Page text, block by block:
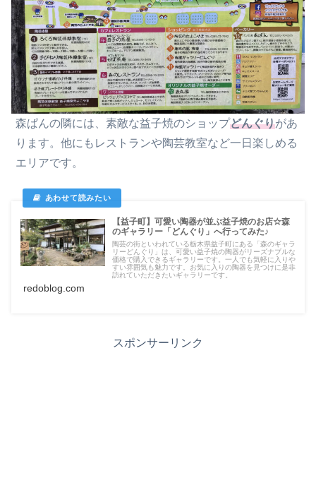
森ぱんの隣には、素敵な益子焼のショップどんぐりがあ
ります。他にもレストランや陶芸教室など一日楽しめる
エリアです。
【益子町】可愛い陶器が並ぶ益子焼のお店☆森
のギャラリー「どんぐり」へ行ってみた♪
陶芸の街といわれている栃木県益子町にある「森のギャラ
リーどんぐり」は、可愛い益子焼の陶器がリーズナブルな
価格で購入できるギャラリーです。一人でも気軽に入りや
すい雰囲気も魅力です。お気に入りの陶器を見つけに是非
訪れていただきたいギャラリーです。
redoblog.com
スポンサーリンク